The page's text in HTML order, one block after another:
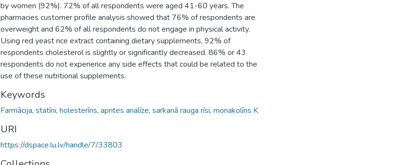
by women (92%). 72% of all respondents were aged 41-60 years. The
pharmacies customer profile analysis showed that 76% of respondents are
overweight and 62% of all respondents do not engage in physical activity.
Using red yeast rice extract containing dietary supplements, 92% of
respondents cholesterol is slightly or significantly decreased. 86% or 43
respondents do not experience any side effects that could be related to the
use of these nutritional supplements.
Keywords
Farmācija, statīni, holesterīns, aprites analīze, sarkanā rauga rīsi, monakolīns K
URI
https://dspace.lu.lv/handle/7/33803